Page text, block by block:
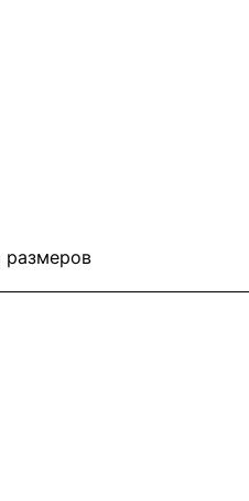
размеров